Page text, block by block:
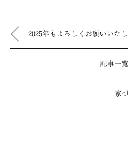
2025年もよろしくお願いいたし
記事一覧
家